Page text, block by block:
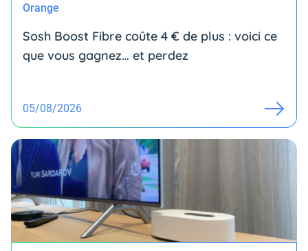
Orange
Sosh Boost Fibre coûte 4 € de plus : voici ce
que vous gagnez… et perdez
05/08/2026